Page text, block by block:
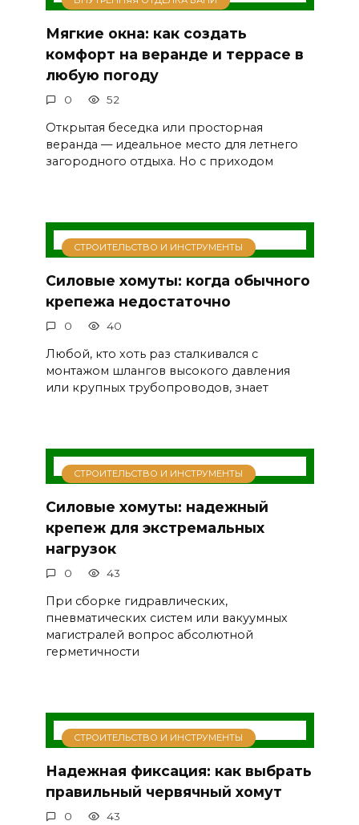
Мягкие окна: как создать
комфорт на веранде и террасе в
любую погоду
0 52
Открытая беседка или просторная
веранда — идеальное место для летнего
загородного отдыха. Но с приходом
СТРОИТЕЛЬСТВО И ИНСТРУМЕНТЫ
Силовые хомуты: когда обычного
крепежа недостаточно
0 40
Любой, кто хоть раз сталкивался с
монтажом шлангов высокого давления
или крупных трубопроводов, знает
СТРОИТЕЛЬСТВО И ИНСТРУМЕНТЫ
Силовые хомуты: надежный
крепеж для экстремальных
нагрузок
0 43
При сборке гидравлических,
пневматических систем или вакуумных
магистралей вопрос абсолютной
герметичности
СТРОИТЕЛЬСТВО И ИНСТРУМЕНТЫ
Надежная фиксация: как выбрать
правильный червячный хомут
0 43